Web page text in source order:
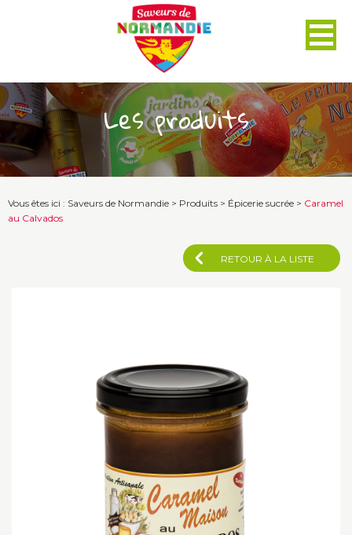
Les produits
Vous êtes ici : Saveurs de Normandie > Produits > Épicerie sucrée > Caramel
au Calvados
RETOUR À LA LISTE
Panneau de gestion des cookies